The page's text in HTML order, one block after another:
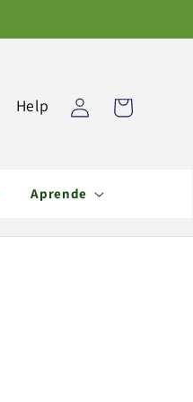
Aprende
Help
Iniciar
sesión
Carrito